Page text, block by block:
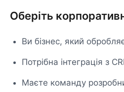
Оберіть
Ви бізнес, який
Потрібна інтеграція з
Маєте команду